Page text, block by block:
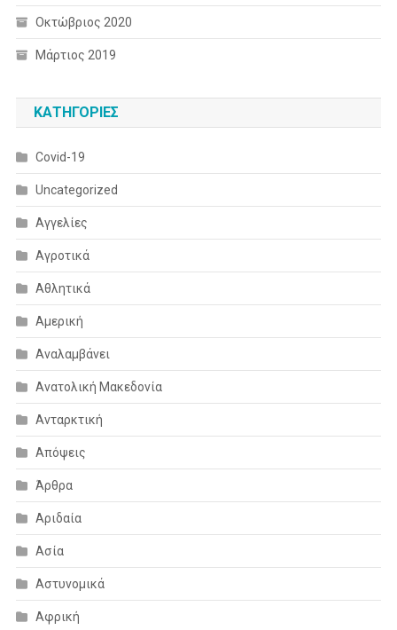
Οκτώβριος 2020
Μάρτιος 2019
KΑΤΗΓΟΡΊΕΣ
Covid-19
Uncategorized
Αγγελίες
Αγροτικά
Αθλητικά
Αμερική
Αναλαμβάνει
Ανατολική Μακεδονία
Ανταρκτική
Απόψεις
Άρθρα
Αριδαία
Ασία
Αστυνομικά
Αφρική